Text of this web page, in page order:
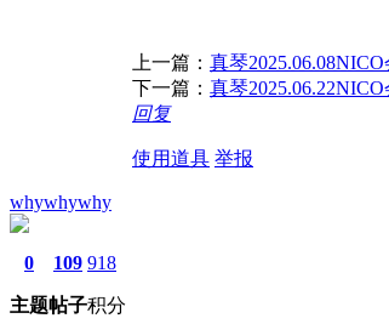
上一篇： 真琴
下一篇： 真琴
回复
使用道具 举报
whywhywhy
0
主题
109
帖子
918
积分